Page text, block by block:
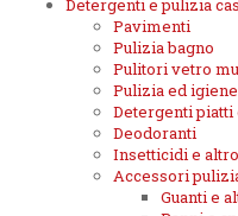
Detergenti e pulizia
Pavimenti
Pulizia bagno
Pulitori vetro
Pulizia ed
Detergenti
Deodoranti
Insetticidi e altro
Accessori
Guanti e